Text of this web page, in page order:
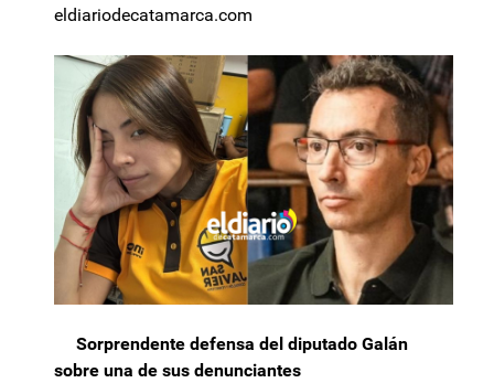
eldiariodecatamarca.com
Sorprendente defensa del diputado Galán
sobre una de sus denunciantes